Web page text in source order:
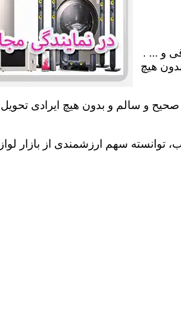
و ... .
هیچ
و سالم و بدون هیچ ایرادی تحویل
سهم ارزشمندی از بازار